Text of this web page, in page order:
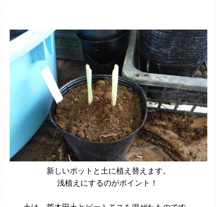
新しいポットと土に植え替えます。
浅植えにするのがポイント！